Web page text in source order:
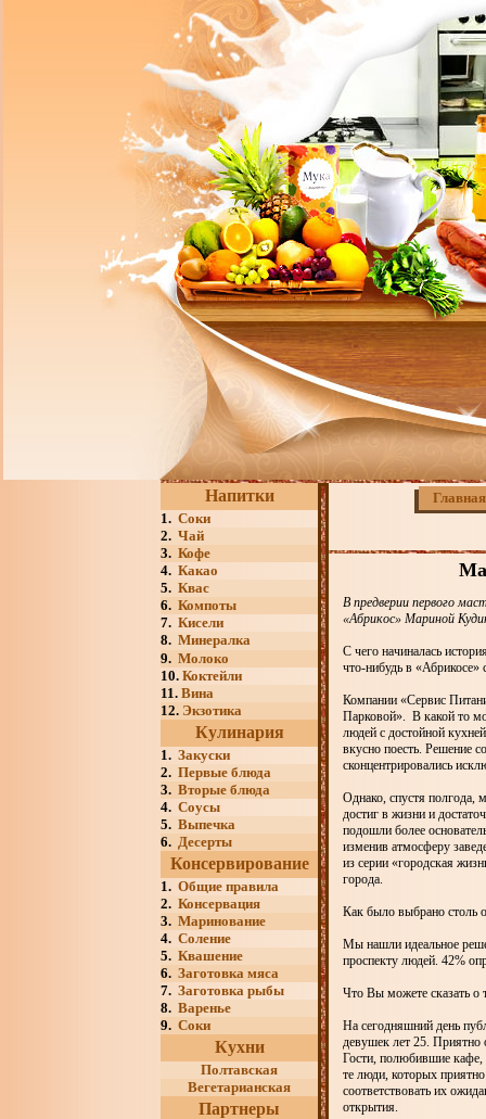
Напитки
1. Соки
2. Чай
3. Кофе
4. Какао
5. Квас
6. Компоты
7. Кисели
8. Минералка
9. Молоко
10. Коктейли
11. Вина
12. Экзотика
Кулинария
1. Закуски
2. Первые блюда
3. Вторые блюда
4. Соусы
5. Выпечка
6. Десерты
Консервирование
1. Общие правила
2. Консервация
3. Маринование
4. Соление
5. Квашение
6. Заготовка мяса
7. Заготовка рыбы
8. Варенье
9. Соки
Кухни
Полтавская
Вегетарианская
Партнеры
Главная
В предверии первого
«Абрикос» Мариной
С чего начиналась
что-нибудь в «Абрикосе»
Компании «Cервис
Парковой». В какой то
людей с достойной
вкусно поесть. Решение
сконцентрировались
Однако, спустя
достиг в жизни и
подошли более
изменив атмосферу
из серии «городская
города.
Как было выбрано столь
Мы нашли идеальное
проспекту людей. 42%
Что Вы можете сказать о
На сегодняшний день
девушек лет 25. Приятно
Гости, полюбившие кафе,
те люди, которых
соответствовать их
открытия.